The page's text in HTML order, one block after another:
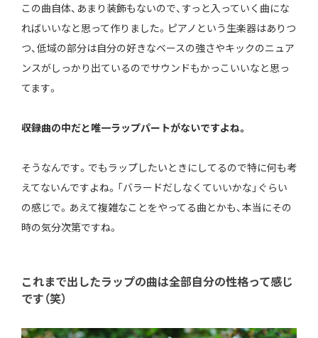
この曲自体、あまり装飾もないので、すっと入っていく曲にな
ればいいなと思って作りました。ピアノという生楽器はありつ
つ、低域の部分は自分の好きなベースの強さやキックのニュア
ンスがしっかり出ているのでサウンドもかっこいいなと思っ
てます。
――収録曲の中だと唯一ラップパートがないですよね。
そうなんです。でもラップしたいときにしてるので特に何も考
えてないんですよね。「バラードだしなくていいかな」ぐらい
の感じで。あえて複雑なことをやってる曲とかも、本当にその
時の気分次第ですね。
これまで出したラップの曲は全部自分の性格って感じ
です（笑）